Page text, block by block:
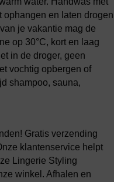
en laten drogen
je vakantie mag de
op 30°C, kort en laag
in de droger, geen
vochtig opbergen of
shampoo, sauna,
Gratis verzending
klantenservice helpt
Lingerie Styling
winkel. Afhalen en